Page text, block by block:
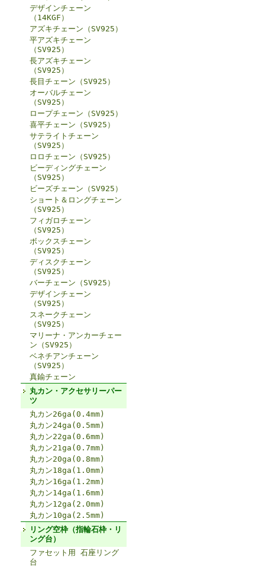
デザインチェーン
（14KGF）
アズキチェーン（SV925）
平アズキチェーン
（SV925）
長アズキチェーン
（SV925）
長目チェーン（SV925）
オーバルチェーン
（SV925）
ロープチェーン（SV925）
喜平チェーン（SV925）
サテライトチェーン
（SV925）
ロロチェーン（SV925）
ビーディングチェーン
（SV925）
ビーズチェーン（SV925）
ショート＆ロングチェーン
（SV925）
フィガロチェーン
（SV925）
ボックスチェーン
（SV925）
ディスクチェーン
（SV925）
バーチェーン（SV925）
デザインチェーン
（SV925）
スネークチェーン
（SV925）
マリーナ・アンカーチェー
ン（SV925）
ベネチアンチェーン
（SV925）
真鍮チェーン
丸カン・アクセサリーパー
ツ
丸カン26ga(0.4mm)
丸カン24ga(0.5mm)
丸カン22ga(0.6mm)
丸カン21ga(0.7mm)
丸カン20ga(0.8mm)
丸カン18ga(1.0mm)
丸カン16ga(1.2mm)
丸カン14ga(1.6mm)
丸カン12ga(2.0mm)
丸カン10ga(2.5mm)
リング空枠（指輪石枠・リ
ング台）
ファセット用 石座リング
台